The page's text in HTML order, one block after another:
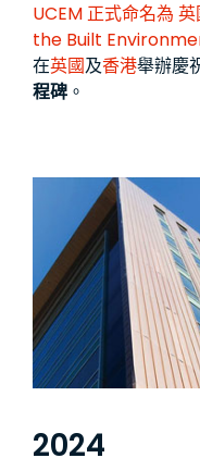
UCEM 正式命名為
the Built
在英國及香港舉辦慶
程碑 。
2024